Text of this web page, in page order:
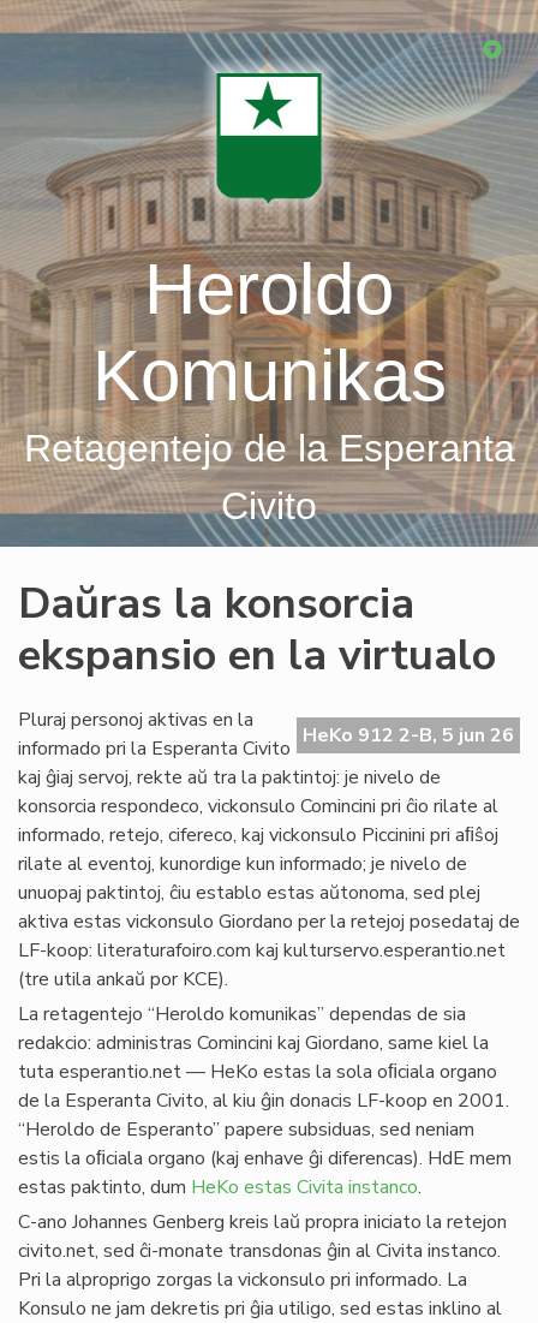
Skip
Heroldo
Komunikas
Retagentejo de la Esperanta
Civito
Daŭras la konsorcia
ekspansio en la virtualo
HeKo 912 2-B, 5 jun 26
Pluraj personoj aktivas en la
informado pri la Esperanta Civito
kaj ĝiaj servoj, rekte aŭ tra la paktintoj: je nivelo de
konsorcia respondeco, vickonsulo Comincini pri ĉio rilate al
informado, retejo, cifereco, kaj vickonsulo Piccinini pri aﬁŝoj
rilate al eventoj, kunordige kun informado; je nivelo de
unuopaj paktintoj, ĉiu establo estas aŭtonoma, sed plej
aktiva estas vickonsulo Giordano per la retejoj posedataj de
LF-koop: literaturafoiro.com kaj kulturservo.esperantio.net
(tre utila ankaŭ por KCE).
La retagentejo “Heroldo komunikas” dependas de sia
redakcio: administras Comincini kaj Giordano, same kiel la
tuta esperantio.net — HeKo estas la sola oﬁciala organo
de la Esperanta Civito, al kiu ĝin donacis LF-koop en 2001.
“Heroldo de Esperanto” papere subsiduas, sed neniam
estis la oﬁciala organo (kaj enhave ĝi diferencas). HdE mem
estas paktinto, dum HeKo estas Civita instanco.
C-ano Johannes Genberg kreis laŭ propra iniciato la retejon
civito.net, sed ĉi-monate transdonas ĝin al Civita instanco.
Pri la alproprigo zorgas la vickonsulo pri informado. La
Konsulo ne jam dekretis pri ĝia utiligo, sed estas inklino al